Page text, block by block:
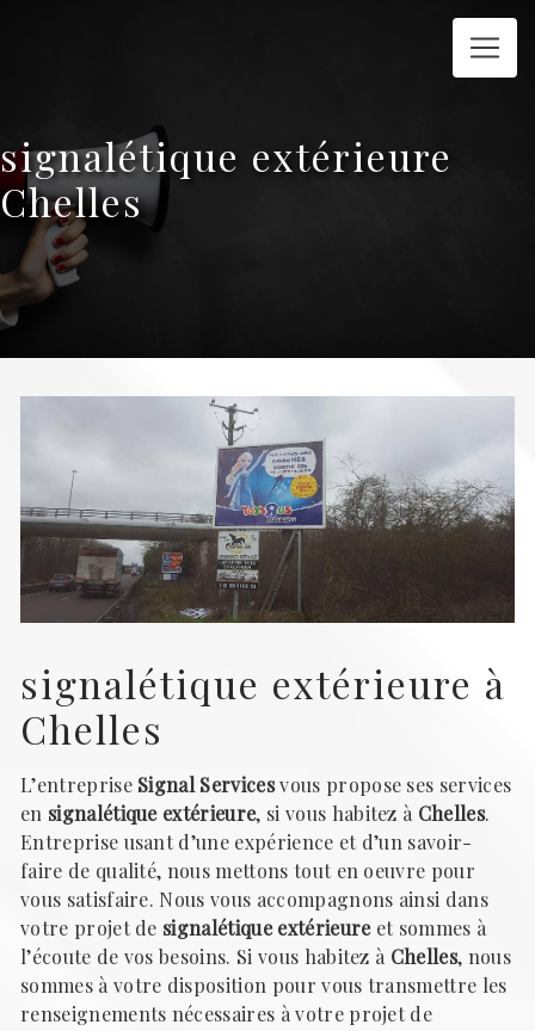
signalétique extérieure
Chelles
signalétique extérieure à
Chelles
L’entreprise Signal Servicesvous propose ses services
en signalétique extérieure, si vous habitez à Chelles.
Entreprise usant d’une expérience et d’un savoir-
faire de qualité, nous mettons tout en oeuvre pour
vous satisfaire. Nous vous accompagnons ainsi dans
votre projet de signalétique extérieureet sommes à
l’écoute de vos besoins. Si vous habitez à Chelles, nous
sommes à votre disposition pour vous transmettre les
renseignements nécessaires à votre projet de